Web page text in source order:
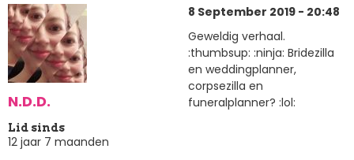
N.D.D.
Lid sinds
12 jaar 7 maanden
8 September 2019 - 20:48
Geweldig verhaal.
:thumbsup: :ninja: Bridezilla
en weddingplanner,
corpsezilla en
funeralplanner? :lol: